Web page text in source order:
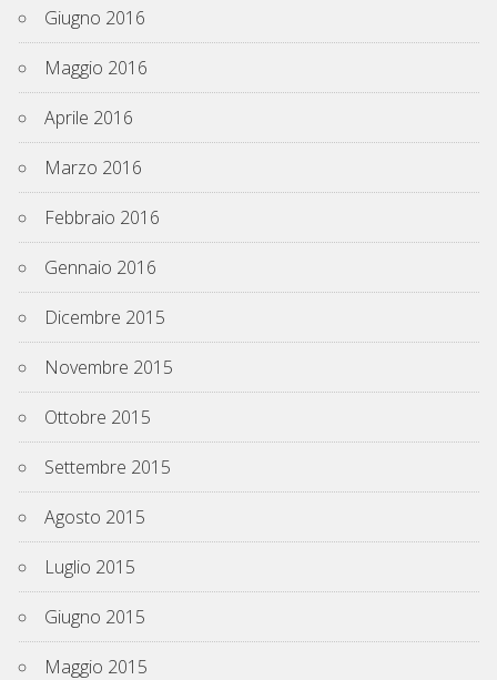
Giugno 2016
Maggio 2016
Aprile 2016
Marzo 2016
Febbraio 2016
Gennaio 2016
Dicembre 2015
Novembre 2015
Ottobre 2015
Settembre 2015
Agosto 2015
Luglio 2015
Giugno 2015
Maggio 2015